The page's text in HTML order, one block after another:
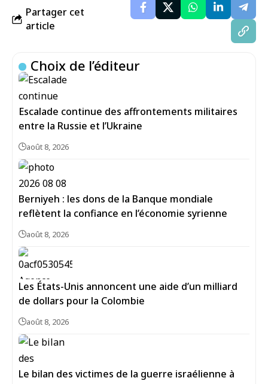
Partager cet
article
Choix de l’éditeur
Escalade continue des affrontements militaires
entre la Russie et l’Ukraine
août 8, 2026
Berniyeh : les dons de la Banque mondiale
reflètent la confiance en l’économie syrienne
août 8, 2026
Les États-Unis annoncent une aide d’un milliard
de dollars pour la Colombie
août 8, 2026
Le bilan des victimes de la guerre israélienne à